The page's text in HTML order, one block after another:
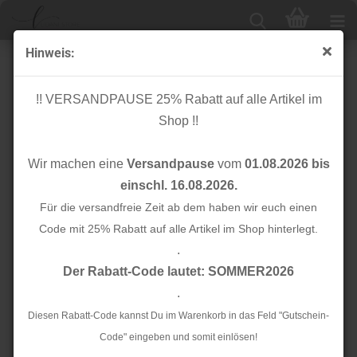
Hinweis:
!! VERSANDPAUSE 25% Rabatt auf alle Artikel im
Shop !!
Wir machen eine Versandpausevom 01.08.2026 bis
einschl. 16.08.2026.
Für die versandfreie Zeit ab dem haben wir euch einen
Code mit 25% Rabatt auf alle Artikel im Shop hinterlegt.
.
Der Rabatt-Code lautet: SOMMER2026
.
Diesen Rabatt-Code kannst Du im Warenkorb in das Feld "Gutschein-
Code" eingeben und somit einlösen!
Kunstlederösen - Patches - Stern - marine metallic